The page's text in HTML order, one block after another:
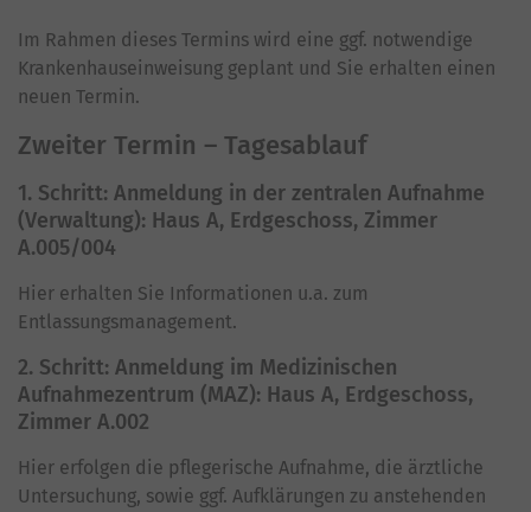
Im Rahmen dieses Termins wird eine ggf. notwendige
Krankenhauseinweisung geplant und Sie erhalten einen
neuen Termin.
Zweiter Termin – Tagesablauf
1. Schritt: Anmeldung in der zentralen Aufnahme
(Verwaltung): Haus A, Erdgeschoss, Zimmer
A.005/004
Hier erhalten Sie Informationen u.a. zum
Entlassungsmanagement.
2. Schritt: Anmeldung im Medizinischen
Aufnahmezentrum (MAZ): Haus A, Erdgeschoss,
Zimmer A.002
Hier erfolgen die pflegerische Aufnahme, die ärztliche
Untersuchung, sowie ggf. Aufklärungen zu anstehenden